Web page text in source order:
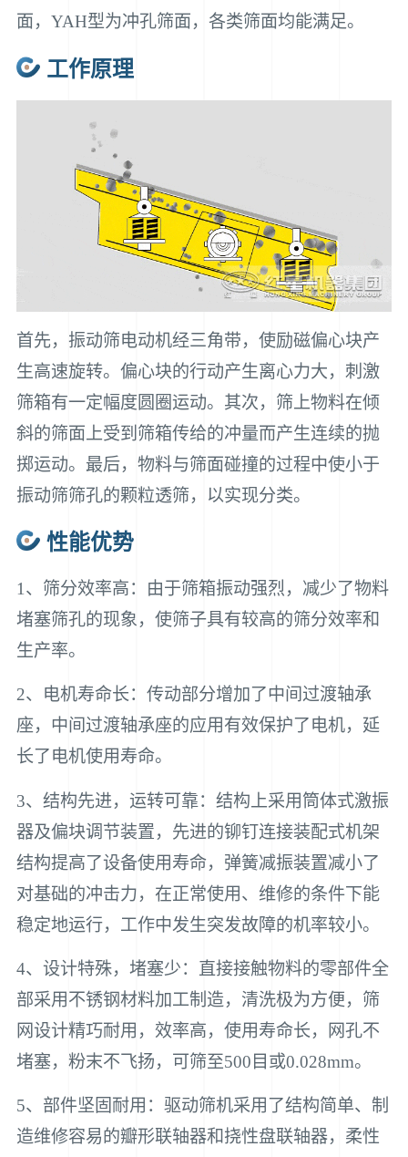
面，YAH型为冲孔筛面，各类筛面均能满足。
工作原理
首先，振动筛电动机经三角带，使励磁偏心块产
生高速旋转。偏心块的行动产生离心力大，刺激
筛箱有一定幅度圆圈运动。其次，筛上物料在倾
斜的筛面上受到筛箱传给的冲量而产生连续的抛
掷运动。最后，物料与筛面碰撞的过程中使小于
振动筛筛孔的颗粒透筛，以实现分类。
性能优势
1、筛分效率高：由于筛箱振动强烈，减少了物料
堵塞筛孔的现象，使筛子具有较高的筛分效率和
生产率。
2、电机寿命长：传动部分增加了中间过渡轴承
座，中间过渡轴承座的应用有效保护了电机，延
长了电机使用寿命。
3、结构先进，运转可靠：结构上采用筒体式激振
器及偏块调节装置，先进的铆钉连接装配式机架
结构提高了设备使用寿命，弹簧减振装置减小了
对基础的冲击力，在正常使用、维修的条件下能
稳定地运行，工作中发生突发故障的机率较小。
4、设计特殊，堵塞少：直接接触物料的零部件全
部采用不锈钢材料加工制造，清洗极为方便，筛
网设计精巧耐用，效率高，使用寿命长，网孔不
堵塞，粉末不飞扬，可筛至500目或0.028mm。
5、部件坚固耐用：驱动筛机采用了结构简单、制
造维修容易的瓣形联轴器和挠性盘联轴器，柔性